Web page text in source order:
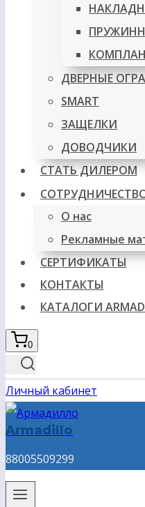
ДВЕРНЫЕ
SMART
ЗАЩЕЛКИ
ДОВОДЧИКИ
СТАТЬ ДИЛЕРОМ
О нас
Рекламные
СЕРТИФИКАТЫ
КОНТАКТЫ
КАТАЛОГИ
0
Личный кабинет
Armadillo
88005509299